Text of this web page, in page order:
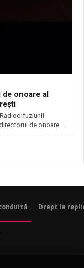
onoare al
de onoare...
Drept la